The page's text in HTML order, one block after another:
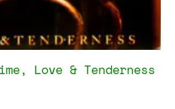
Love & Tenderness